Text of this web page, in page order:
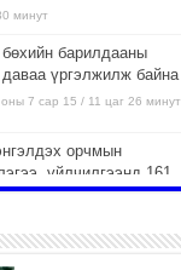
минут
барилдааны
үргэлжилж байна
7 сар 15 / 11 цаг 26 минут
орчмын
үйлчилгээнд 161
27 техниктэй
минут